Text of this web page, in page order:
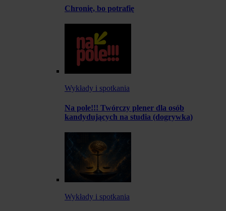
Chronię, bo potrafię
Wykłady i spotkania
Na pole!!! Twórczy plener dla osób
kandydujących na studia (dogrywka)
Wykłady i spotkania